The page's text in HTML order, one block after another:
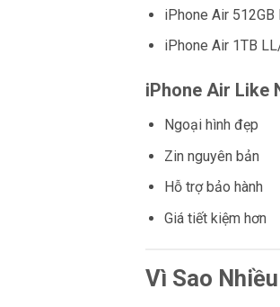
iPhone Air
iPhone Air 1TB
iPhone Air Like
Ngoại hình đẹp
Zin nguyên bản
Hỗ trợ bảo hành
Giá tiết kiệm hơn
Vì Sao